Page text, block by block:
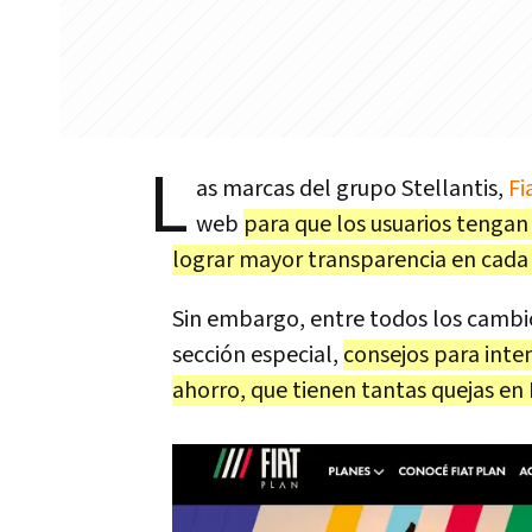
L as marcas del grupo Stellantis,
web para que los usuarios
lograr mayor transparencia en
Sin embargo, entre todos los
sección especial, consejos para
ahorro, que tienen tantas quejas